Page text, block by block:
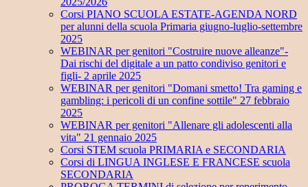
Corsi PIANO SCUOLA ESTATE-AGENDA NORD
per alunni della scuola Primaria giugno-luglio-settembre
2025
WEBINAR per genitori "Costruire nuove alleanze"-
Dai rischi del digitale a un patto condiviso genitori e
figli- 2 aprile 2025
WEBINAR per genitori "Domani smetto! Tra gaming e
gambling: i pericoli di un confine sottile" 27 febbraio
2025
WEBINAR per genitori "Allenare gli adolescenti alla
vita" 21 gennaio 2025
Corsi STEM scuola PRIMARIA e SECONDARIA
Corsi di LINGUA INGLESE E FRANCESE scuola
SECONDARIA